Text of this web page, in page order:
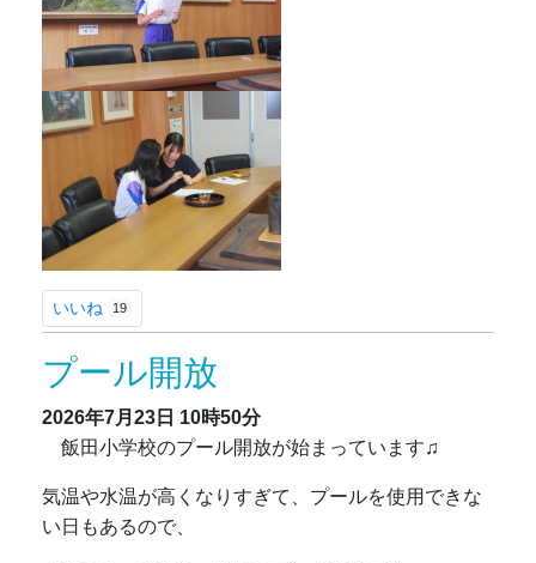
いいね 19
プール開放
2026年7月23日 10時50分
飯田小学校のプール開放が始まっています♫
気温や水温が高くなりすぎて、プールを使用できな
い日もあるので、